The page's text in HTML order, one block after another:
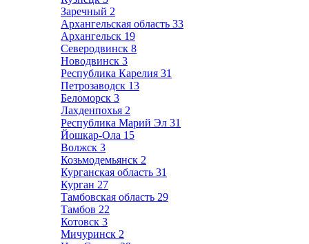
Заречный 2
Архангельская область 33
Архангельск 19
Северодвинск 8
Новодвинск 3
Республика Карелия 31
Петрозаводск 13
Беломорск 3
Лахденпохья 2
Республика Марий Эл 31
Йошкар-Ола 15
Волжск 3
Козьмодемьянск 2
Курганская область 31
Курган 27
Тамбовская область 29
Тамбов 22
Котовск 3
Мичуринск 2